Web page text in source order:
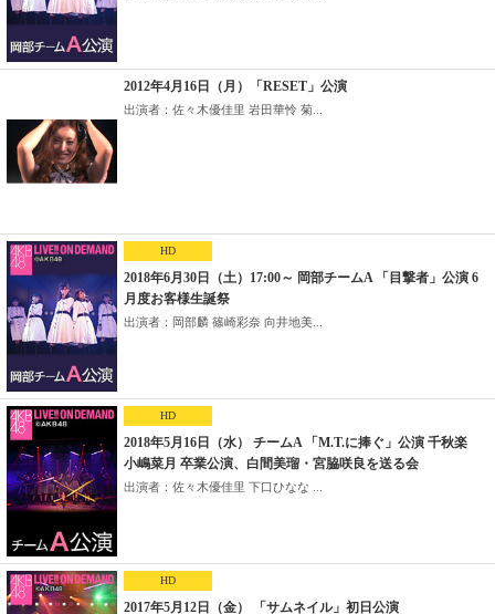
2012年4月16日（月）「RESET」公演
出演者：佐々木優佳里 岩田華怜 菊...
HD
2018年6月30日（土）17:00～ 岡部チームA 「目撃者」公演 6
月度お客様生誕祭
出演者：岡部麟 篠崎彩奈 向井地美...
HD
2018年5月16日（水） チームA 「M.T.に捧ぐ」公演 千秋楽
小嶋菜月 卒業公演、白間美瑠・宮脇咲良を送る会
出演者：佐々木優佳里 下口ひなな ...
HD
2017年5月12日（金） 「サムネイル」初日公演